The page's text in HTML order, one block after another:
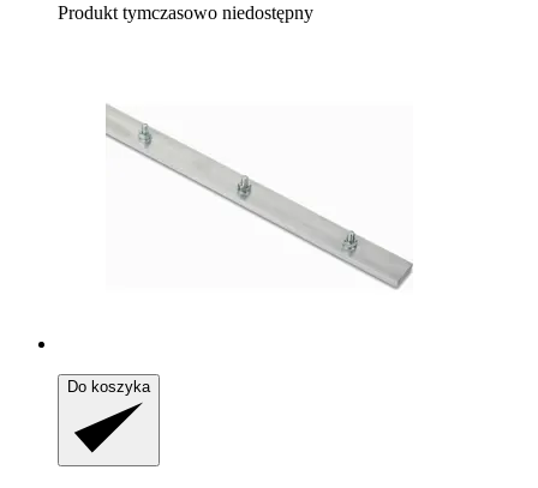
Produkt tymczasowo niedostępny
Do koszyka